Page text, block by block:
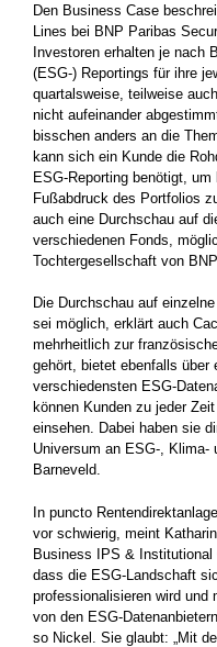
Den Business Case
Lines bei BNP Paribas
Investoren erhalten je nach
(ESG-) Reportings für ihre
quartalsweise, teilweise
nicht aufeinander
bisschen anders an die
kann sich ein Kunde die
ESG-Reporting benötigt,
Fußabdruck des Portfolios
auch eine Durchschau auf
verschiedenen Fonds,
Tochtergesellschaft von
Die Durchschau auf
sei möglich, erklärt auch
mehrheitlich zur
gehört, bietet ebenfalls über
verschiedensten ESG-
können Kunden zu jeder
einsehen. Dabei haben sie
Universum an ESG-, Klima-
Barneveld.
In ­puncto
vor schwierig, meint
Business IPS &
dass die ESG-Landschaft
professionalisieren wird und
von den ESG-
so Nickel. Sie glaubt: „Mit